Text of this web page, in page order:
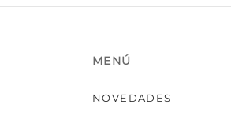
MENÚ
NOVEDADES